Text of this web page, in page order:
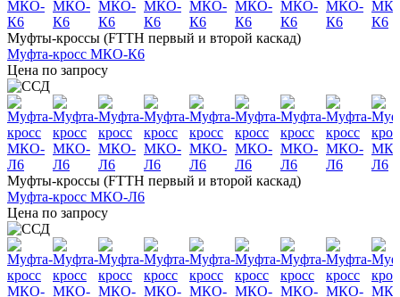
Муфты-кроссы (FTTH первый и второй каскад)
Муфта-кросс МКО-К6
Цена по запросу
Муфты-кроссы (FTTH первый и второй каскад)
Муфта-кросс МКО-Л6
Цена по запросу